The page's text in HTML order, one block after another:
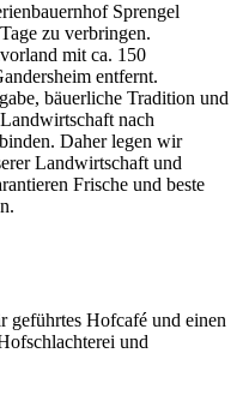
Sprengel
zu verbringen.
mit ca. 150
entfernt.
bäuerliche Tradition und
nach
Daher legen wir
Landwirtschaft und
Frische und beste
geführtes Hofcafé und einen
und